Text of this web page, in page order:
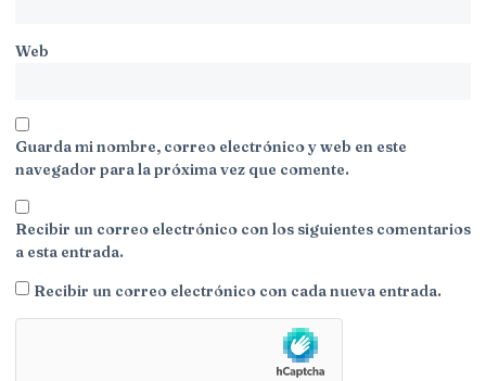
Web
Guarda mi nombre, correo electrónico y web en este
navegador para la próxima vez que comente.
Recibir un correo electrónico con los siguientes comentarios
a esta entrada.
Recibir un correo electrónico con cada nueva entrada.